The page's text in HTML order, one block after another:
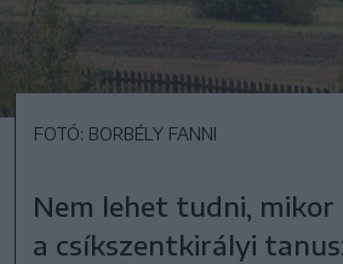
FOTÓ: BORBÉLY FANNI
Nem lehet tudni, mikor
a csíkszentkirályi